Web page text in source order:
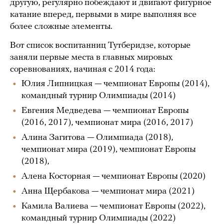
другую, регулярно побеждают и двигают фигурное
катание вперед, первыми в мире выполняя все
более сложные элементы.
Вот список воспитанниц Тутберидзе, которые
заняли первые места в главных мировых
соревнованиях, начиная с 2014 года:
Юлия Липницкая — чемпионат Европы (2014),
командный турнир Олимпиады (2014)
Евгения Медведева — чемпионат Европы
(2016, 2017), чемпионат мира (2016, 2017)
Алина Загитова — Олимпиада (2018),
чемпионат мира (2019), чемпионат Европы
(2018),
Алена Косторная — чемпионат Европы (2020)
Анна Щербакова — чемпионат мира (2021)
Камила Валиева — чемпионат Европы (2022),
командный турнир Олимпиады (2022)